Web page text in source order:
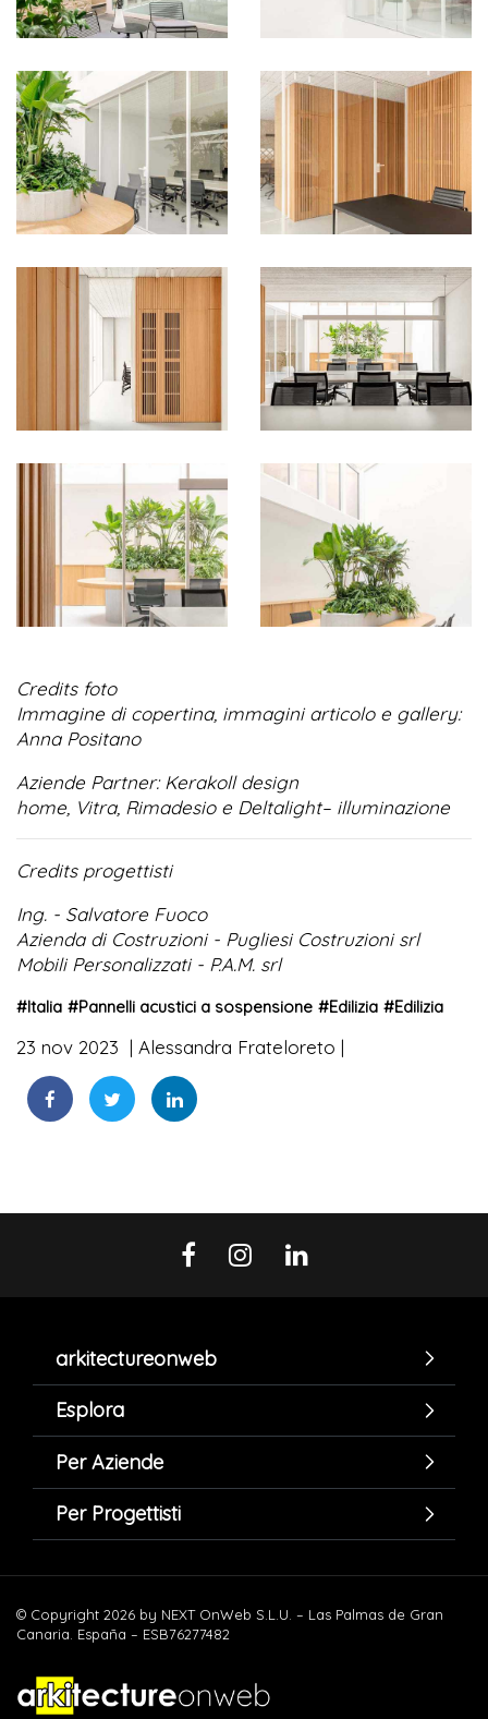
Credits foto
Immagine di copertina, immagini articolo e gallery:
Anna Positano
Aziende Partner: Kerakoll design
home, Vitra, Rimadesio e Deltalight– illuminazione
Credits progettisti
Ing. - Salvatore Fuoco
Azienda di Costruzioni - Pugliesi Costruzioni srl
Mobili Personalizzati - P.A.M. srl
#Italia #Pannelli acustici a sospensione #Edilizia #Edilizia
23 nov 2023 Alessandra Frateloreto
arkitectureonweb
Esplora
Per Aziende
Per Progettisti
© Copyright 2026 by NEXT OnWeb S.L.U. – Las Palmas de Gran
Canaria. España – ESB76277482